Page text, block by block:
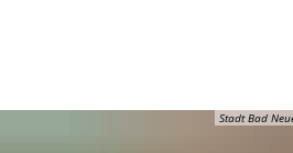
Stadt Bad